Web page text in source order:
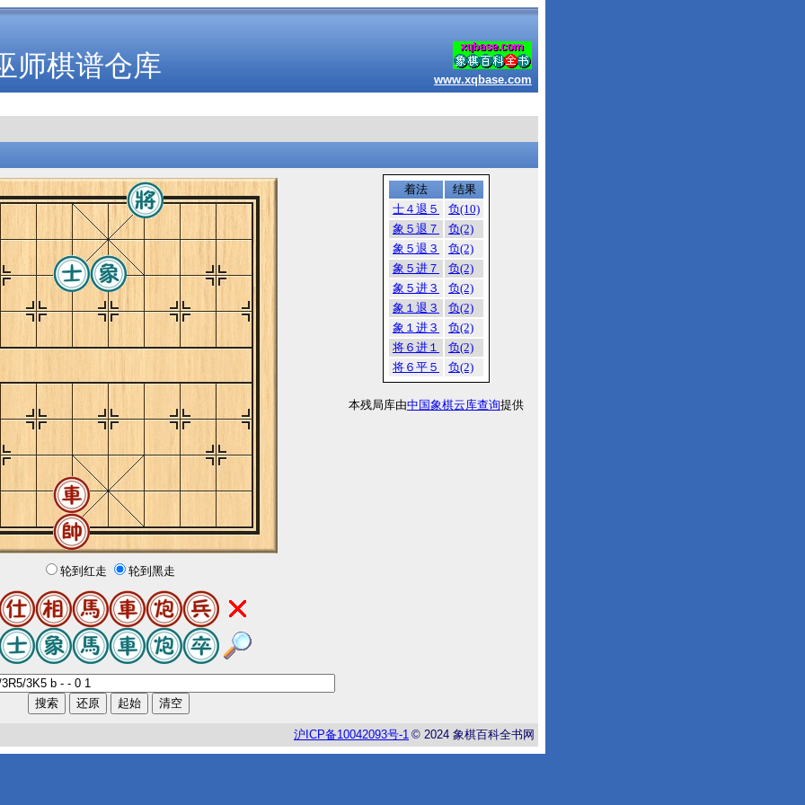
师棋谱仓库 www.xqbase.com
轮到红走 轮到黑走
着法
结果
士４退５
负(10)
象５退７
负(2)
象５退３
负(2)
象５进７
负(2)
象５进３
负(2)
象１退３
负(2)
象１进３
负(2)
将６进１
负(2)
将６平５
负(2)
本残局库由中国象棋云库查询提供
沪 ICP备10042093号-1 © 2024 象棋百科全书网